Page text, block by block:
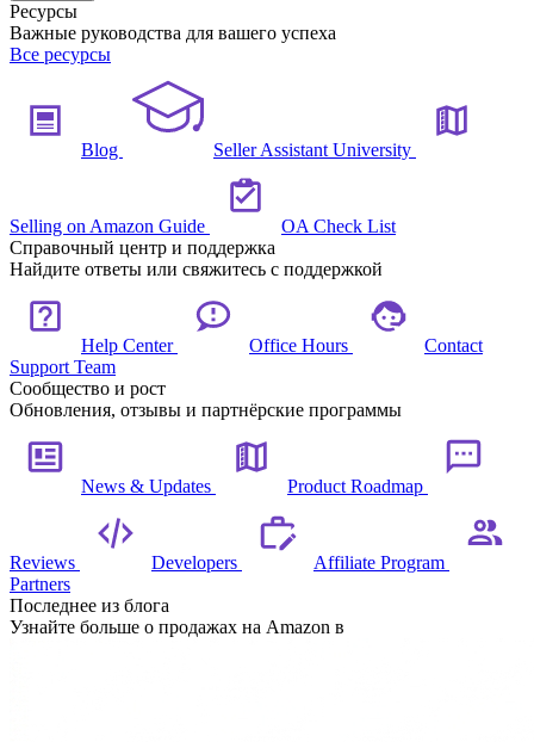
Ресурсы
Важные руководства для вашего успеха
Все ресурсы
Blog Seller Assistant University
Selling on Amazon Guide
OA Check List
Справочный центр и поддержка
Найдите ответы или свяжитесь с поддержкой
Help Center Office Hours
Contact
Support Team
Сообщество и рост
Обновления, отзывы и партнёрские программы
News & Updates Product Roadmap
Reviews Developers
Affiliate Program
Partners
Последнее из блога
Узнайте больше о продажах на Amazon в